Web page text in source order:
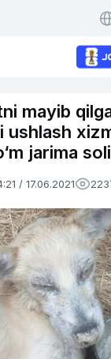
mayib
ushlash
jarima
/ 17.06.2021